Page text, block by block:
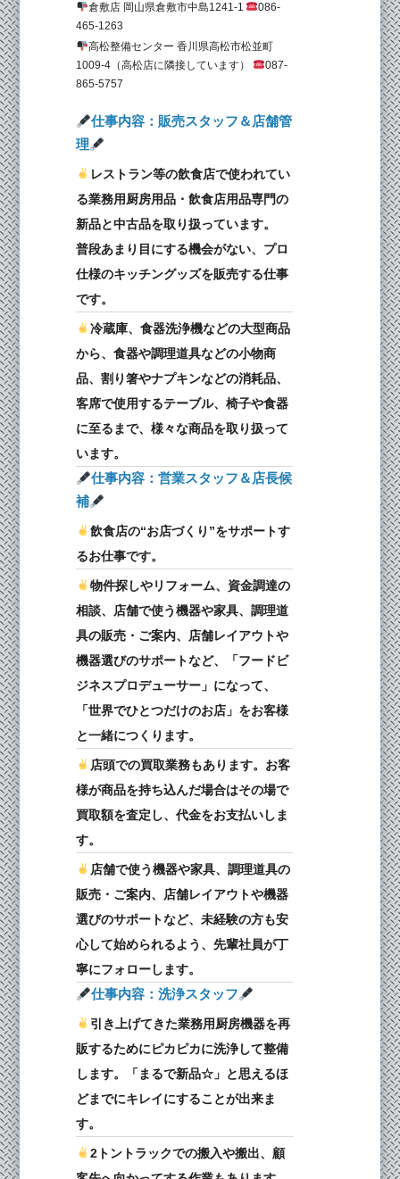
倉敷店 岡山県倉敷市中島1241-1
086-
465-1263
高松整備センター 香川県高松市松並町
1009-4（高松店に隣接しています）
087-
865-5757
仕事内容：販売スタッフ＆店舗管
理
️レストラン等の飲食店で使われてい
る業務用厨房用品・飲食店用品専門の
新品と中古品を取り扱っています。
普段あまり目にする機会がない、プロ
仕様のキッチングッズを販売する仕事
です。
️冷蔵庫、食器洗浄機などの大型商品
から、食器や調理道具などの小物商
品、割り箸やナプキンなどの消耗品、
客席で使用するテーブル、椅子や食器
に至るまで、様々な商品を取り扱って
います。
仕事内容：営業スタッフ＆店長候
補
️飲食店の“お店づくり”をサポートす
るお仕事です。
️物件探しやリフォーム、資金調達の
相談、店舗で使う機器や家具、調理道
具の販売・ご案内、店舗レイアウトや
機器選びのサポートなど、「フードビ
ジネスプロデューサー」になって、
「世界でひとつだけのお店」をお客様
と一緒につくります。
️店頭での買取業務もあります。お客
様が商品を持ち込んだ場合はその場で
買取額を査定し、代金をお支払いしま
す。
️店舗で使う機器や家具、調理道具の
販売・ご案内、店舗レイアウトや機器
選びのサポートなど、未経験の方も安
心して始められるよう、先輩社員が丁
寧にフォローします。
仕事内容：洗浄スタッフ
️引き上げてきた業務用厨房機器を再
販するためにピカピカに洗浄して整備
します。「まるで新品☆」と思えるほ
どまでにキレイにすることが出来ま
す。
️2トントラックでの搬入や搬出、顧